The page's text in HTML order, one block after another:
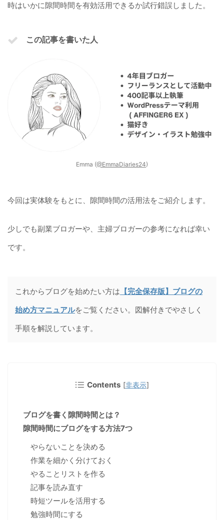
時はいかに隙間時間を有効活用できるか試行錯誤しました。
この記事を書いた人
Emma (@EmmaDiaries24)
今回は実体験をもとに、隙間時間の活用法をご紹介します。
少しでも副業ブロガーや、主婦ブロガーの参考になれば幸い
です。
これからブログを始めたい方は 【完全保存版】ブログの
始め方マニュアルをご覧ください。図解付きでやさしく
手順を解説しています。
Contents [非表示]
ブログを書く隙間時間とは？
隙間時間にブログをする方法7つ
やらないことを決める
作業を細かく分けておく
やることリストを作る
記事を読み直す
時短ツールを活用する
勉強時間にする